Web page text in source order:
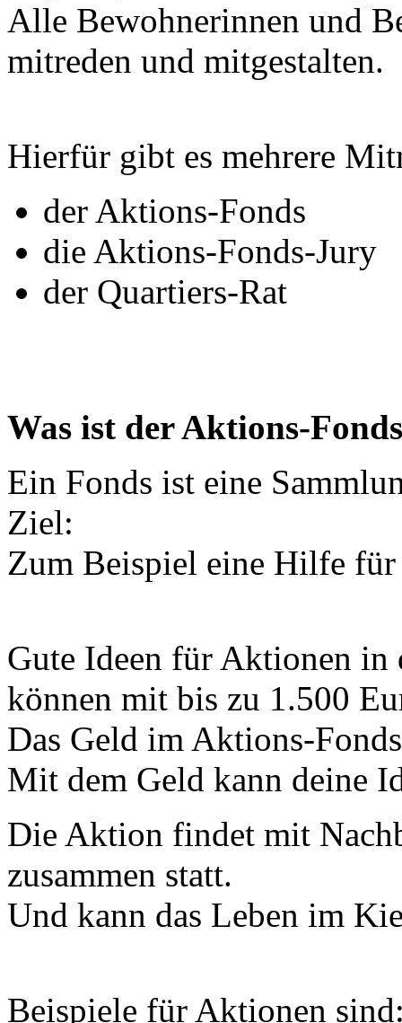
Alle Bewohnerinnen und
mitreden und mitgestalten.
Hierfür gibt es mehrere
der Aktions-Fonds
die Aktions-Fonds-Jury
der Quartiers-Rat
Was ist der Aktions-
Ein Fonds ist eine
Ziel:
Zum Beispiel eine Hilfe für
Gute Ideen für Aktionen in
können mit bis zu 1.500
Das Geld im Aktions-
Mit dem Geld kann deine
Die Aktion findet mit
zusammen statt.
Und kann das Leben im
Beispiele für Aktionen